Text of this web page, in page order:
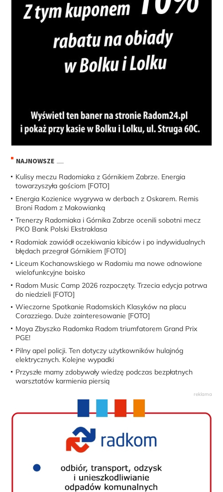
NAJNOWSZE
Kulisy meczu Radomiaka z Górnikiem Zabrze. Energia
towarzyszyła gościom [FOTO]
Energia Kozienice wygrywa w derbach z Oskarem. Remis
Broni Radom z Makowianką
Trenerzy Radomiaka i Górnika Zabrze ocenili sobotni mecz
PKO Bank Polski Ekstraklasa
Radomiak zawiódł oczekiwania kibiców i po indywidualnych
błędach przegrał Górnikiem [FOTO]
Liceum Kochanowskiego w Radomiu ma nowe odnowione
wielofunkcyjne boisko
Radom Music Camp 2026 rozpoczęty. Trzecia edycja potrwa
do niedzieli [FOTO]
Wieczorne Spotkanie Radomskich Klasyków na placu
Corazziego. Duże zainteresowanie [FOTO]
Moya Zbyszko Radomka Radom triumfatorem Grand Prix
PGE!
Pilny apel policji. Ten dotyczy użytkowników hulajnóg
elektrycznych. Kolejne wypadki
Przyszłe mamy zdobywały wiedzę podczas bezpłatnych
warsztatów karmienia piersią